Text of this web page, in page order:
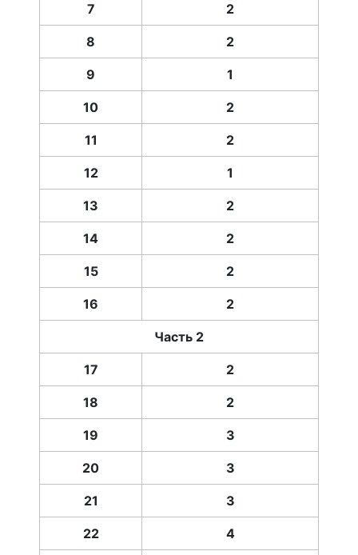
7 2
8 2
9 1
10 2
11 2
12 1
13 2
14 2
15 2
16 2
Часть 2
17 2
18 2
19 3
20 3
21 3
22 4